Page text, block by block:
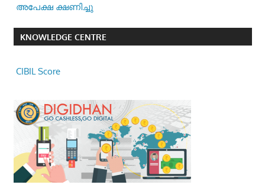
അപേക്ഷ ക്ഷണിച്ചു
KNOWLEDGE CENTRE
CIBIL Score